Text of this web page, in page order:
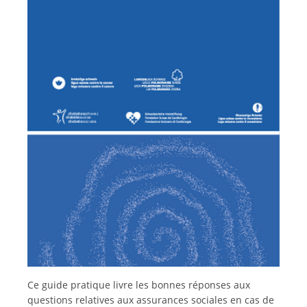
Ce guide pratique livre les bonnes réponses aux
questions relatives aux assurances sociales en cas de